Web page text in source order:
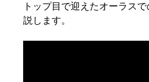
トップ目で迎えたオーラス
説します。